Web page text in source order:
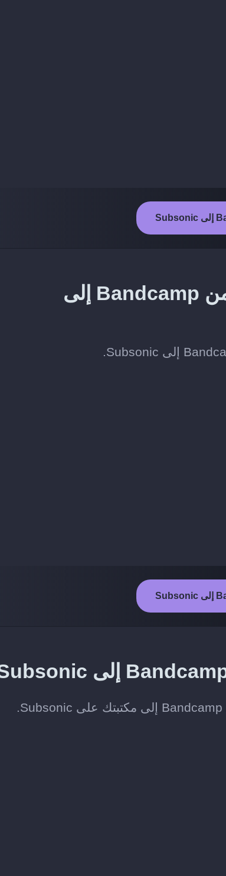
طريقة نقل الفنانين الذين تتابعهم من Bandcamp إلى